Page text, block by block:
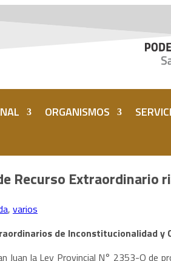
ORGANISMOS
Recurso Extraordinario
, varios
de Inconstitucionalidad
Juan la Ley Provincial N° 2353-O de